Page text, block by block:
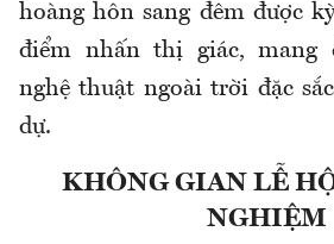
hoàng hôn sang đêm được
điểm nhấn thị giác, mang
nghệ thuật ngoài trời đặc
dự.
KHÔNG GIAN LỄ
NGHIỆM